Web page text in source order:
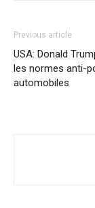
Previous article
USA: Donald
les normes anti-
automobiles